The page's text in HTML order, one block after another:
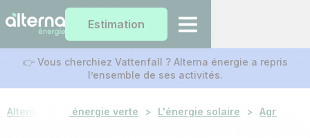
Estimation
👉 Vous cherchiez Vattenfall ? Alterna énergie a repris
l’ensemble de ses activités.
Alterna Notre énergie verte > L'énergie solaire >